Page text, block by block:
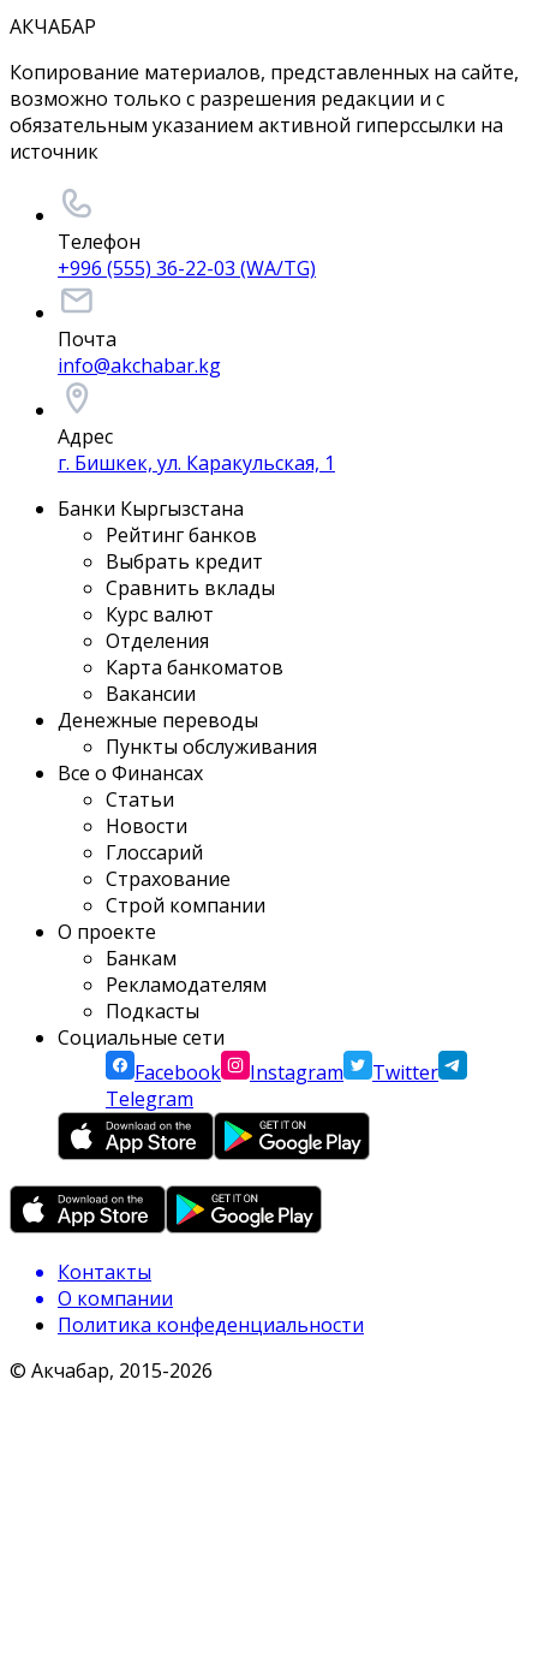
АКЧАБАР
Копирование материалов, представленных на сайте,
возможно только с разрешения редакции и с
обязательным указанием активной гиперссылки на
источник
Телефон
+996 (555) 36-22-03 (WA/TG)
Почта
info@akchabar.kg
Адрес
г. Бишкек, ул. Каракульская, 1
Банки Кыргызстана
Рейтинг банков
Выбрать кредит
Сравнить вклады
Курс валют
Отделения
Карта банкоматов
Вакансии
Денежные переводы
Пункты обслуживания
Все о Финансах
Статьи
Новости
Глоссарий
Страхование
Строй компании
О проекте
Банкам
Рекламодателям
Подкасты
Социальные сети
Facebook
Instagram
Twitter
Telegram
Контакты
О компании
Политика конфеденциальности
© Акчабар, 2015-2026